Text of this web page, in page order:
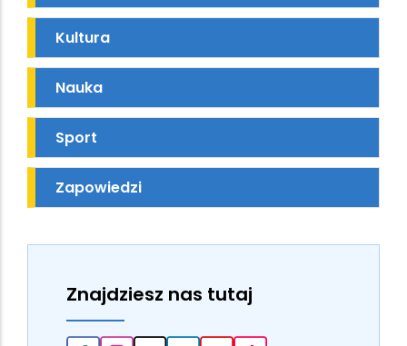
Kultura
Nauka
Sport
Zapowiedzi
Znajdziesz nas tutaj